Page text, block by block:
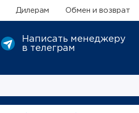
Дилерам Обмен и возврат
Написать менеджеру
в телеграм